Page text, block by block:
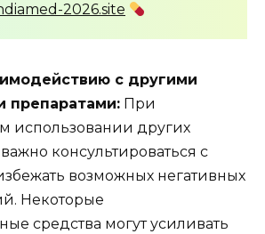
2026.site
с другими
препаратами: При
использовании других
консультироваться с
возможных негативных
Некоторые
средства могут усиливать